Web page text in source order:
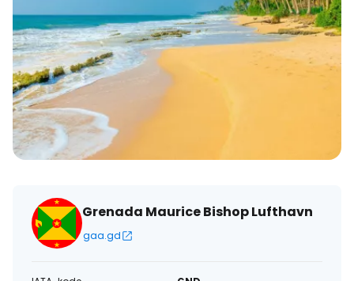
Grenada Maurice Bishop Lufthavn
gaa.gd